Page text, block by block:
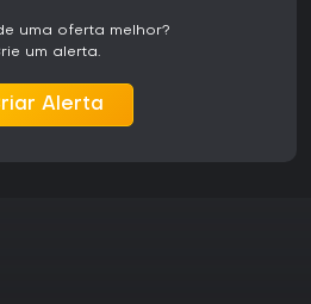
uma oferta melhor?
um alerta.
Alerta